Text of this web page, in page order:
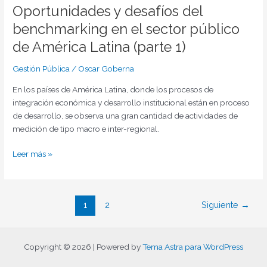
Oportunidades y desafíos del
benchmarking en el sector público
de América Latina (parte 1)
Gestión Pública / Oscar Goberna
En los países de América Latina, donde los procesos de
integración económica y desarrollo institucional están en proceso
de desarrollo, se observa una gran cantidad de actividades de
medición de tipo macro e inter-regional.
Leer más »
1 2 Siguiente →
Copyright © 2026 | Powered byTema Astra para WordPress